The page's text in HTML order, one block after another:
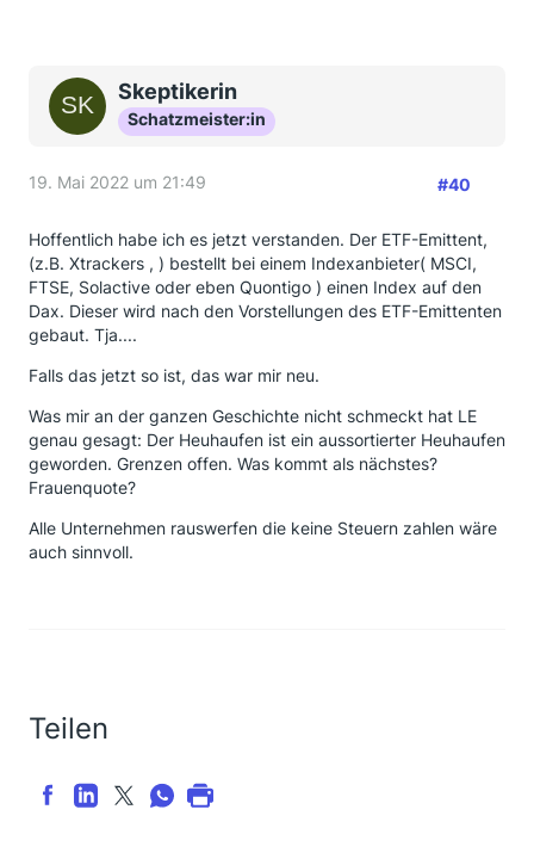
Skeptikerin
Schatzmeister:in
19. Mai 2022 um 21:49 #40
Hoffentlich habe ich es jetzt verstanden. Der ETF-Emittent,
(z.B. Xtrackers , ) bestellt bei einem Indexanbieter( MSCI,
FTSE, Solactive oder eben Quontigo ) einen Index auf den
Dax. Dieser wird nach den Vorstellungen des ETF-Emittenten
gebaut. Tja....
Falls das jetzt so ist, das war mir neu.
Was mir an der ganzen Geschichte nicht schmeckt hat LE
genau gesagt: Der Heuhaufen ist ein aussortierter Heuhaufen
geworden. Grenzen offen. Was kommt als nächstes?
Frauenquote?
Alle Unternehmen rauswerfen die keine Steuern zahlen wäre
auch sinnvoll.
Teilen